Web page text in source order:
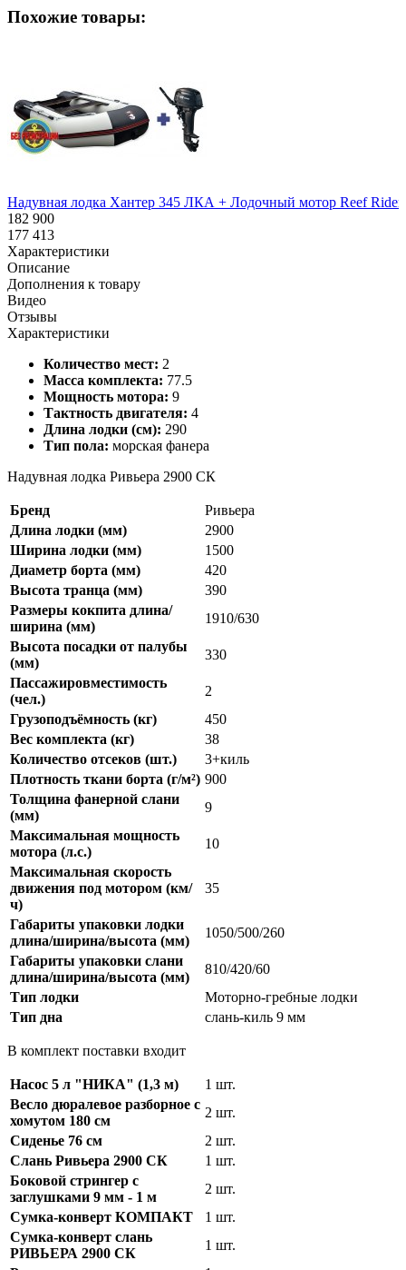
Похожие товары:
Надувная лодка Хантер 345 ЛКА + Лодочный мотор Reef Rider
182 900
177 413
Характеристики
Описание
Дополнения к товару
Видео
Отзывы
Характеристики
Количество мест: 2
Масса комплекта: 77.5
Мощность мотора: 9
Тактность двигателя: 4
Длина лодки (см): 290
Тип пола: морская фанера
Надувная лодка Ривьера 2900 СК
Бренд
Ривьера
Длина лодки (мм)
2900
Ширина лодки (мм)
1500
Диаметр борта (мм)
420
Высота транца (мм)
390
Размеры кокпита длина/
ширина (мм)
1910/630
Высота посадки от палубы
(мм)
330
Пассажировместимость
(чел.)
2
Грузоподъёмность (кг)
450
Вес комплекта (кг)
38
Количество отсеков (шт.)
3+киль
Плотность ткани борта (г/м²) 900
Толщина фанерной слани
(мм)
9
Максимальная мощность
мотора (л.с.)
10
Максимальная скорость
движения под мотором (км/
ч)
35
Габариты упаковки лодки
длина/ширина/высота (мм)
1050/500/260
Габариты упаковки слани
длина/ширина/высота (мм)
810/420/60
Тип лодки
Моторно-гребные лодки
Тип дна
слань-киль 9 мм
В комплект поставки входит
Насос 5 л "НИКА" (1,3 м)
1 шт.
Весло дюралевое разборное с
хомутом 180 см
2 шт.
Сиденье 76 см
2 шт.
Слань Ривьера 2900 СК
1 шт.
Боковой стрингер с
заглушками 9 мм - 1 м
2 шт.
Сумка-конверт КОМПАКТ
1 шт.
Сумка-конверт слань
РИВЬЕРА 2900 СК
1 шт.